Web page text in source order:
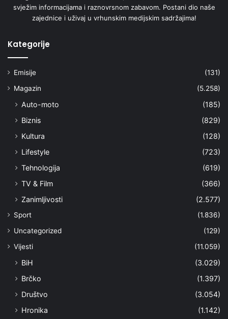
svježim informacijama i raznovrsnom zabavom. Postani dio naše
zajednice i uživaj u vrhunskim medijskim sadržajima!
Kategorije
Emisije
(131)
Magazin
(5.258)
Auto-moto
(185)
Biznis
(829)
Kultura
(128)
Lifestyle
(723)
Tehnologija
(619)
TV & Film
(366)
Zanimljivosti
(2.577)
Sport
(1.836)
Uncategorized
(129)
Vijesti
(11.059)
BiH
(3.029)
Brčko
(1.397)
Društvo
(3.054)
Hronika
(1.142)